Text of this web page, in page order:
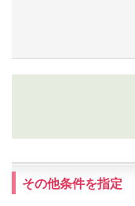
その他条件を指定